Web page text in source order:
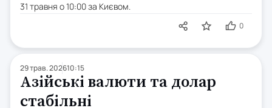
31 травня о 10:00 за Києвом.
0
29 трав. 202610:15
Азійські валюти та долар
стабільні